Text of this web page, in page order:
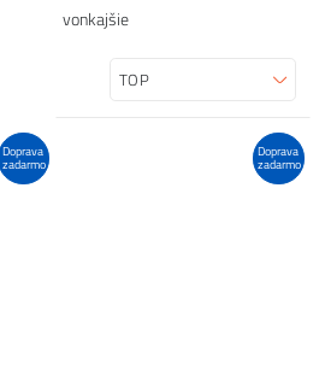
vonkajšie
Zoradiť
Doprava
zadarmo
Doprava
zadarmo